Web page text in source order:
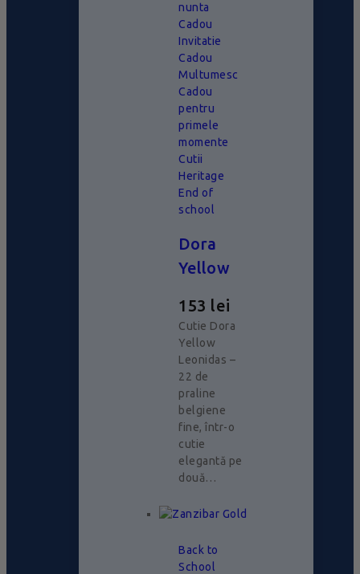
nunta
Cadou
Invitatie
Cadou
Multumesc
Cadou
pentru
primele
momente
Cutii
Heritage
End of
school
Dora
Yellow
153 lei
Cutie Dora
Yellow
Leonidas –
22 de
praline
belgiene
fine, într-o
cutie
elegantă pe
două…
Back to
School